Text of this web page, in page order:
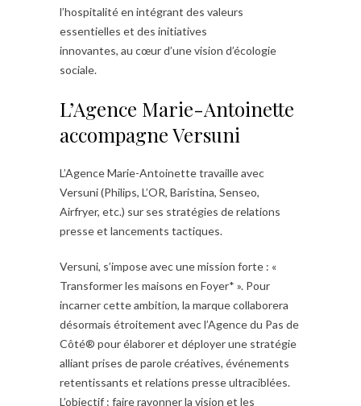
l’hospitalité en intégrant des valeurs
essentielles et des initiatives
innovantes, au cœur d’une vision d’écologie
sociale.
L’Agence Marie-Antoinette
accompagne Versuni
L’Agence Marie-Antoinette travaille avec
Versuni (Philips, L’OR, Baristina, Senseo,
Airfryer, etc.) sur ses stratégies de relations
presse et lancements tactiques.
Versuni, s’impose avec une mission forte : «
Transformer les maisons en Foyer* ». Pour
incarner cette ambition, la marque collaborera
désormais étroitement avec l’Agence du Pas de
Côté® pour élaborer et déployer une stratégie
alliant prises de parole créatives, événements
retentissants et relations presse ultraciblées.
L’objectif : faire rayonner la vision et les